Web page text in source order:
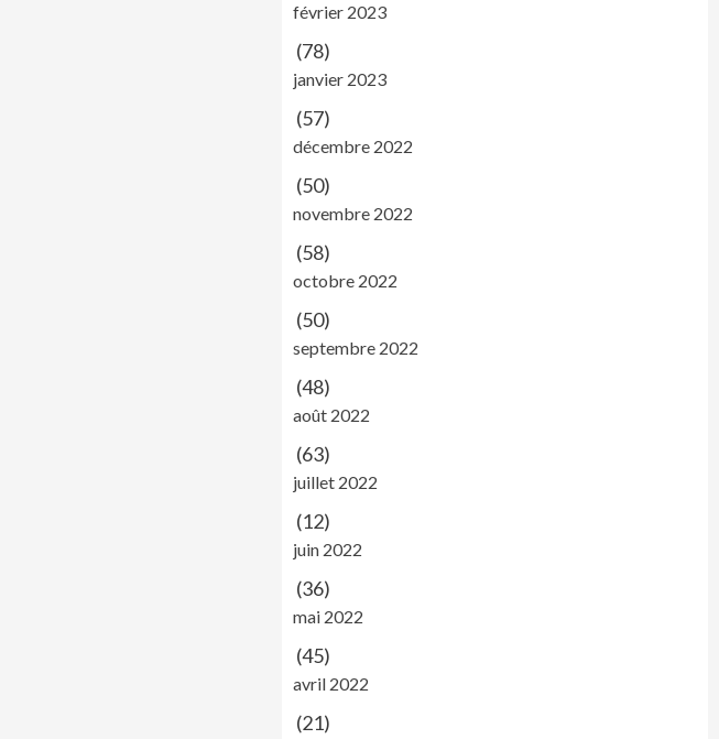
février 2023
(78)
janvier 2023
(57)
décembre 2022
(50)
novembre 2022
(58)
octobre 2022
(50)
septembre 2022
(48)
août 2022
(63)
juillet 2022
(12)
juin 2022
(36)
mai 2022
(45)
avril 2022
(21)